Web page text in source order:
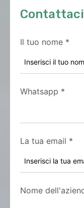
Contattaci
Il tuo nome *
Whatsapp *
La tua email *
Nome